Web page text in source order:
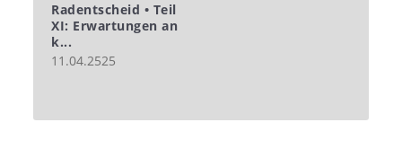
Radentscheid • Teil
XI: Erwartungen an
k...
11.04.2525